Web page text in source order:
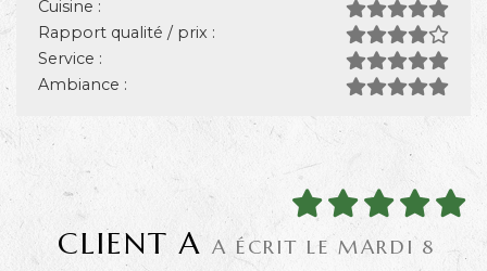
Cuisine :
Rapport qualité / prix :
Service :
Ambiance :
CLIENT A A ÉCRIT LE MARDI 8